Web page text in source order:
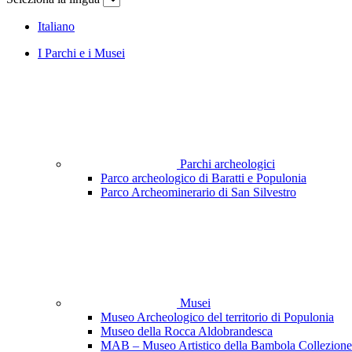
Italiano
I Parchi e i Musei
Parchi archeologici
Parco archeologico di Baratti e Populonia
Parco Archeominerario di San Silvestro
Musei
Museo Archeologico del territorio di Populonia
Museo della Rocca Aldobrandesca
MAB – Museo Artistico della Bambola